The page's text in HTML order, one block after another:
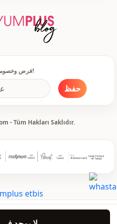
فرص وخصومات سوبر!
حفظ
- Tüm Hakları Saklıdır.